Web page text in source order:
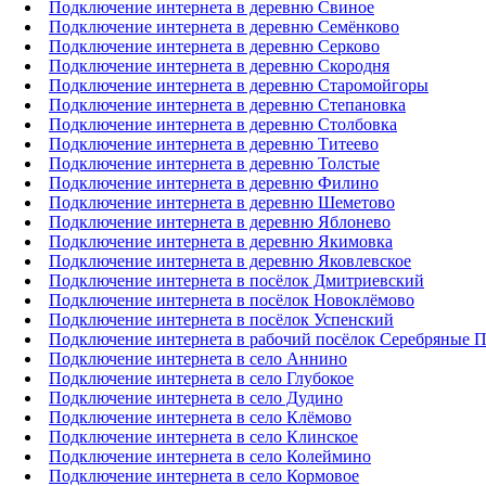
Подключение интернета в деревню Свиное
Подключение интернета в деревню Семёнково
Подключение интернета в деревню Серково
Подключение интернета в деревню Скородня
Подключение интернета в деревню Старомойгоры
Подключение интернета в деревню Степановка
Подключение интернета в деревню Столбовка
Подключение интернета в деревню Титеево
Подключение интернета в деревню Толстые
Подключение интернета в деревню Филино
Подключение интернета в деревню Шеметово
Подключение интернета в деревню Яблонево
Подключение интернета в деревню Якимовка
Подключение интернета в деревню Яковлевское
Подключение интернета в посёлок Дмитриевский
Подключение интернета в посёлок Новоклёмово
Подключение интернета в посёлок Успенский
Подключение интернета в рабочий посёлок Серебряные
Подключение интернета в село Аннино
Подключение интернета в село Глубокое
Подключение интернета в село Дудино
Подключение интернета в село Клёмово
Подключение интернета в село Клинское
Подключение интернета в село Колеймино
Подключение интернета в село Кормовое